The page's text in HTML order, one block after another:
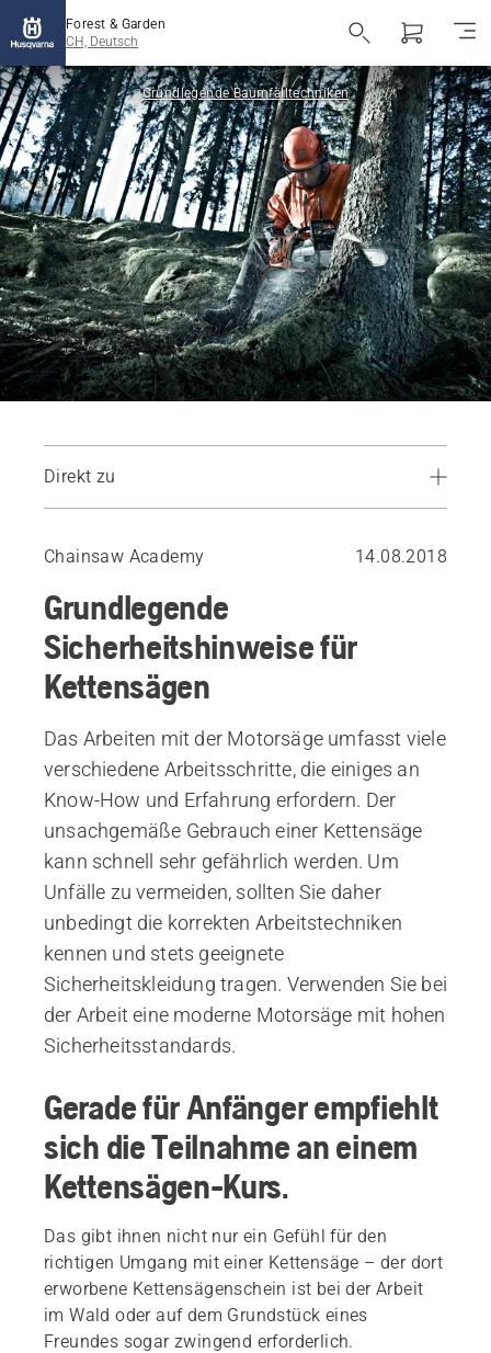
Forest & Garden
CH, Deutsch
Grundlegende Baumfälltechniken
Direkt zu
Vermeiden Sie es, allein zu arbeiten
Vorsicht vor Rückstößen (Kickback)
Sicherheitsanforderungen an die Kettensäge
Chainsaw Academy 14.08.2018
Grundlegende
Sicherheitshinweise für
Kettensägen
Das Arbeiten mit der Motorsäge umfasst viele
verschiedene Arbeitsschritte, die einiges an
Know-How und Erfahrung erfordern. Der
unsachgemäße Gebrauch einer Kettensäge
kann schnell sehr gefährlich werden. Um
Unfälle zu vermeiden, sollten Sie daher
unbedingt die korrekten Arbeitstechniken
kennen und stets geeignete
Sicherheitskleidung tragen. Verwenden Sie bei
der Arbeit eine moderne Motorsäge mit hohen
Sicherheitsstandards.
Gerade für Anfänger empfiehlt
sich die Teilnahme an einem
Kettensägen-Kurs.
Das gibt ihnen nicht nur ein Gefühl für den
richtigen Umgang mit einer Kettensäge – der dort
erworbene Kettensägenschein ist bei der Arbeit
im Wald oder auf dem Grundstück eines
Freundes sogar zwingend erforderlich.